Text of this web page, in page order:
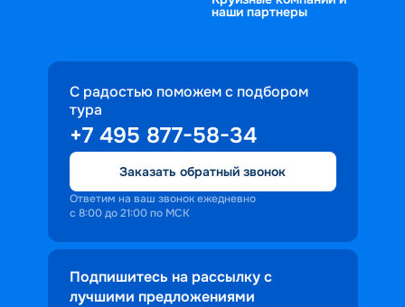
наши партнеры
С радостью поможем с подбором
тура
+7 495 877-58-34
Заказать обратный звонок
Ответим на ваш звонок ежедневно
с 8:00 до 21:00 по МСК
Подпишитесь на рассылку с
лучшими предложениями